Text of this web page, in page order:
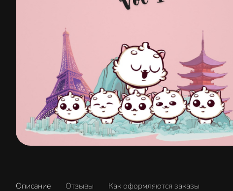
Описание Отзывы Как оформляются заказы